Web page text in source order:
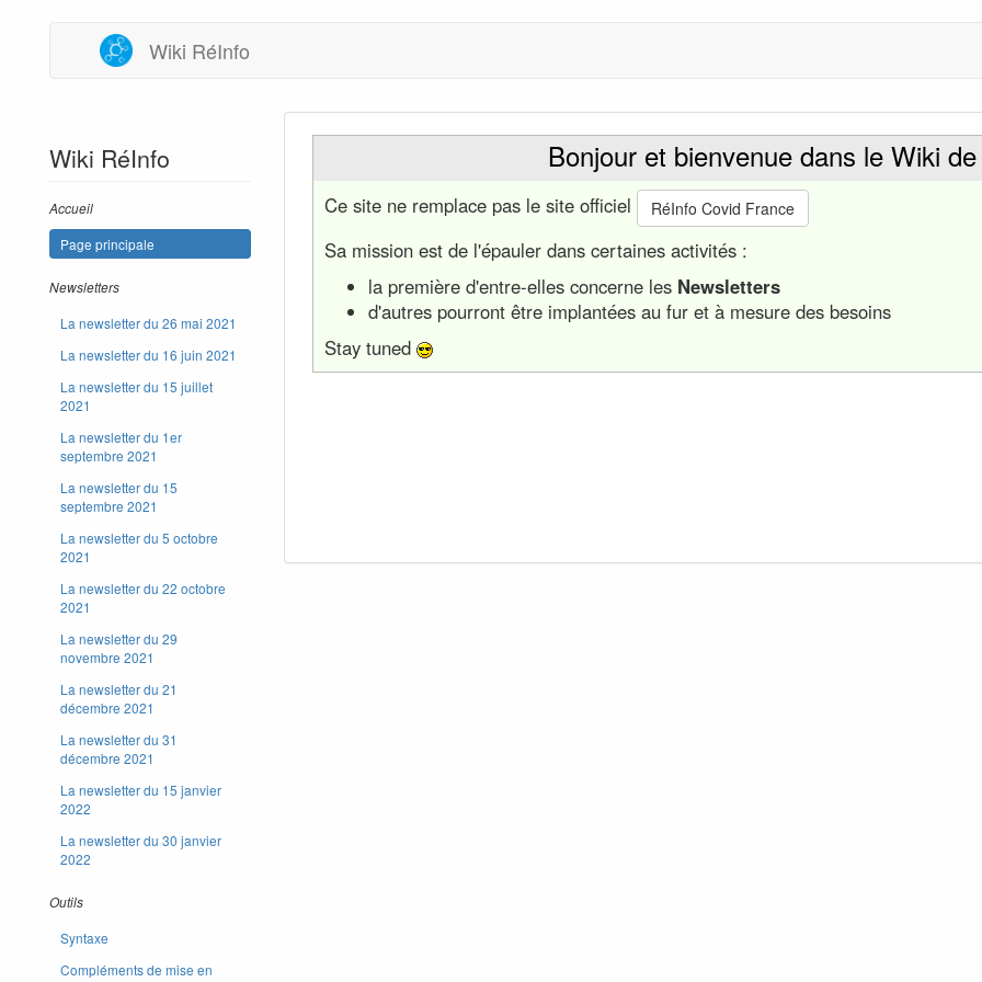
Wiki RéInfo
Wiki RéInfo
Accueil
Page principale
Newsletters
La newsletter du 26 mai 2021
La newsletter du 16 juin 2021
La newsletter du 15 juillet
2021
La newsletter du 1er
septembre 2021
La newsletter du 15
septembre 2021
La newsletter du 5 octobre
2021
La newsletter du 22 octobre
2021
La newsletter du 29
novembre 2021
La newsletter du 21
décembre 2021
La newsletter du 31
décembre 2021
La newsletter du 15 janvier
2022
La newsletter du 30 janvier
2022
Outils
Syntaxe
Compléments de mise en
Bonjour et bienvenue dans le Wiki
Ce site ne remplace pas le site officiel RéInfo Covid France
Sa mission est de l'épauler dans certaines activités :
la première d'entre-elles concerne les Newsletters
d'autres pourront être implantées au fur et à mesure des besoins
Stay tuned